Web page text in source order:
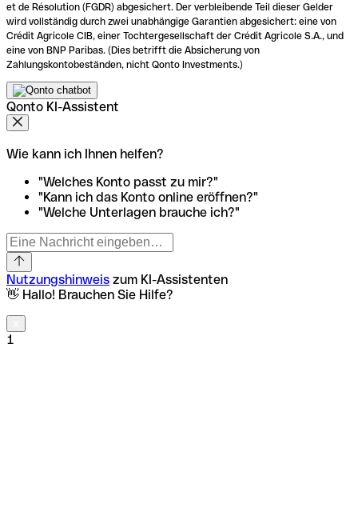
et de Résolution (FGDR) abgesichert. Der verbleibende Teil dieser Gelder
wird vollständig durch zwei unabhängige Garantien abgesichert: eine von
Crédit Agricole CIB, einer Tochtergesellschaft der Crédit Agricole S.A., und
eine von BNP Paribas. (Dies betrifft die Absicherung von
Zahlungskontobeständen, nicht Qonto Investments.)
Qonto KI-Assistent
Wie kann ich Ihnen helfen?
"Welches Konto passt zu mir?"
"Kann ich das Konto online eröffnen?"
"Welche Unterlagen brauche ich?"
Nutzungshinweis zum KI-Assistenten
👋 Hallo! Brauchen Sie Hilfe?
1